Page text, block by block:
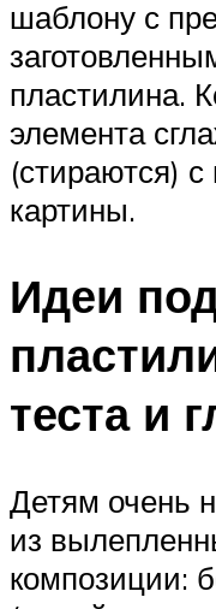
шаблону с
пластилина.
элемента
(стираются)
картины.
Идеи
теста и
Детям очень
из
композиции: